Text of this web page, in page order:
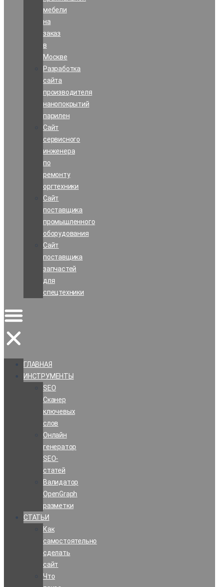
мебели
на
заказ
в
Москве
Разработка
сайта
производителя
нанопокрытий
парилен
Сайт
сервисного
инженера
по
ремонту
оргтехники
Сайт
поставщика
промышленного
оборудования
Сайт
поставщика
запчастей
для
спецтехники
ГЛАВНАЯ
ИНСТРУМЕНТЫ
SEO
Сканер
ключевых
слов
Онлайн
генератор
SEO-
статей
Валидатор
OpenGraph
разметки
СТАТЬИ
Как
самостоятельно
сделать
сайт
Что